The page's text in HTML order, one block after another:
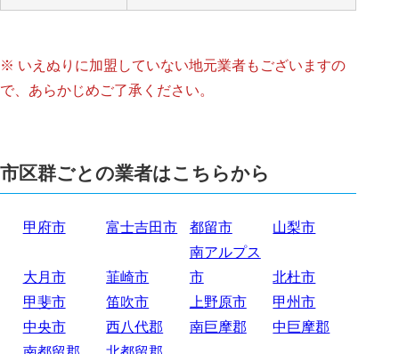
※ いえぬりに加盟していない地元業者もございますの
で、あらかじめご了承ください。
市区群ごとの業者はこちらから
甲府市 富士吉田市 都留市 山梨市
大月市 韮崎市
南アルプス
市
北杜市
甲斐市
笛吹市 上野原市
甲州市
中央市
西八代郡 南巨摩郡
中巨摩郡